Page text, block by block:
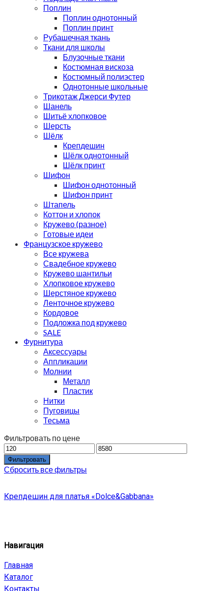
Поплин
Поплин однотонный
Поплин принт
Рубашечная ткань
Ткани для школы
Блузочные ткани
Костюмная вискоза
Костюмный полиэстер
Однотонные школьные
Трикотаж Джерси Футер
Шанель
Шитьё хлопковое
Шерсть
Шёлк
Крепдешин
Шёлк однотонный
Шёлк принт
Шифон
Шифон однотонный
Шифон принт
Штапель
Коттон и хлопок
Кружево (разное)
Готовые идеи
Французское кружево
Все кружева
Свадебное кружево
Кружево шантильи
Хлопковое кружево
Шерстяное кружево
Ленточное кружево
Кордовое
Подложка под кружево
SALE
Фурнитура
Аксессуары
Аппликации
Молнии
Металл
Пластик
Нитки
Пуговицы
Тесьма
Фильтровать по цене
Фильтровать
Сбросить все фильтры
Крепдешин для платья «Dolce&Gabbana»
Навигация
Главная
Каталог
Контакты